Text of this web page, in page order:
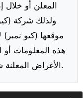
المعلن أو خلال
ولذلك شركة
موقعها (كيو
هذه المعلومات أو
الأغراض المعلنة شخصيا والقيام بالفحص قبل الشراء.